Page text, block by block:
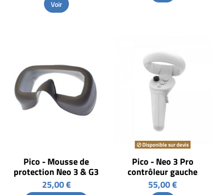
Voir
Pico - Mousse de
protection Neo 3 & G3
25,00 €
Disponible sur devis
Pico - Neo 3 Pro
contrôleur gauche
55,00 €